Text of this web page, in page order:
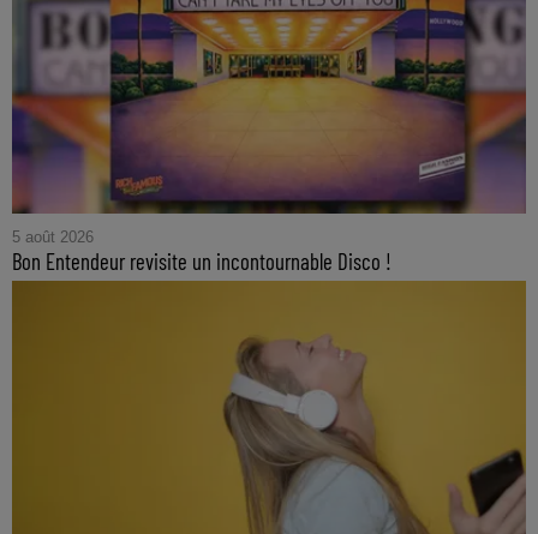
5 août 2026
Bon Entendeur revisite un incontournable Disco !